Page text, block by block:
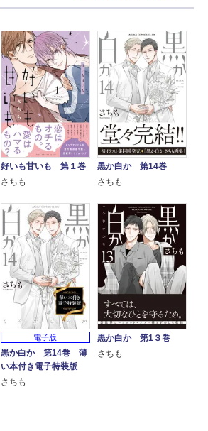
好いも甘いも 第１巻
さちも
黒か白か 第14巻
さちも
電子版
黒か白か 第14巻 薄
い本付き電子特装版
さちも
黒か白か 第1３巻
さちも